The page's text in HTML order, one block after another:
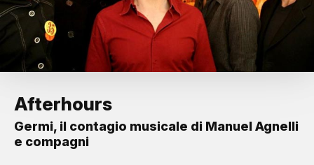
Afterhours
Germi, il contagio musicale di Manuel Agnelli
e compagni